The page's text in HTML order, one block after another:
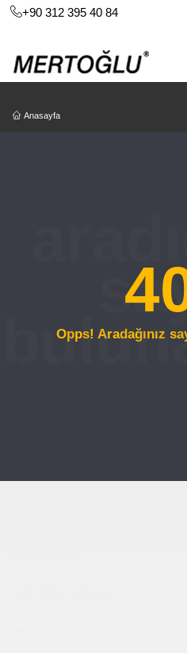
+90 312 395 40 84
Anasayfa
Opps! Aradağınız